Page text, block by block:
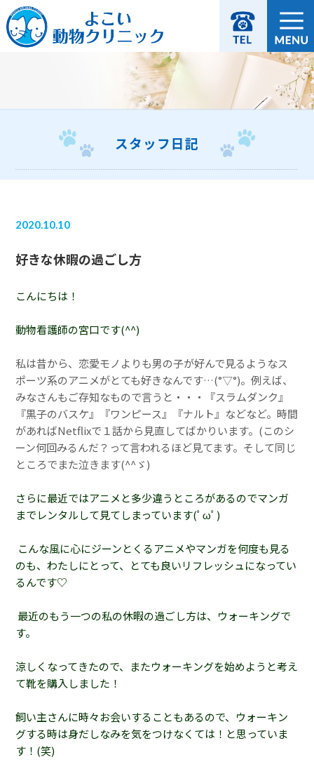
スタッフ日記
2020.10.10
好きな休暇の過ごし方
こんにちは！
動物看護師の宮口です(^^)
私は昔から、恋愛モノよりも男の子が好んで見るようなス
ポーツ系のアニメがとても好きなんです…(°▽°)。例えば、
みなさんもご存知なもので言うと・・・『スラムダンク』
『黒子のバスケ』『ワンピース』『ナルト』などなど。時間
があればNetflixで１話から見直してばかりいます。(このシ
ーン何回みるんだ？って言われるほど見てます。そして同じ
ところでまた泣きます(^^ゞ)
さらに最近ではアニメと多少違うところがあるのでマンガ
までレンタルして見てしまっています(ﾟωﾟ)
こんな風に心にジーンとくるアニメやマンガを何度も見る
のも、わたしにとって、とても良いリフレッシュになってい
るんです♡
最近のもう一つの私の休暇の過ごし方は、ウォーキングで
す。
涼しくなってきたので、またウォーキングを始めようと考え
て靴を購入しました！
飼い主さんに時々お会いすることもあるので、ウォーキン
グする時は身だしなみを気をつけなくては！と思っていま
す！(笑)